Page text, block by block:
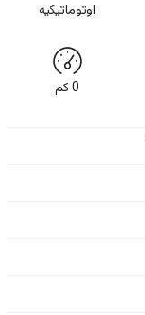
اوتوماتيكيه
0كم